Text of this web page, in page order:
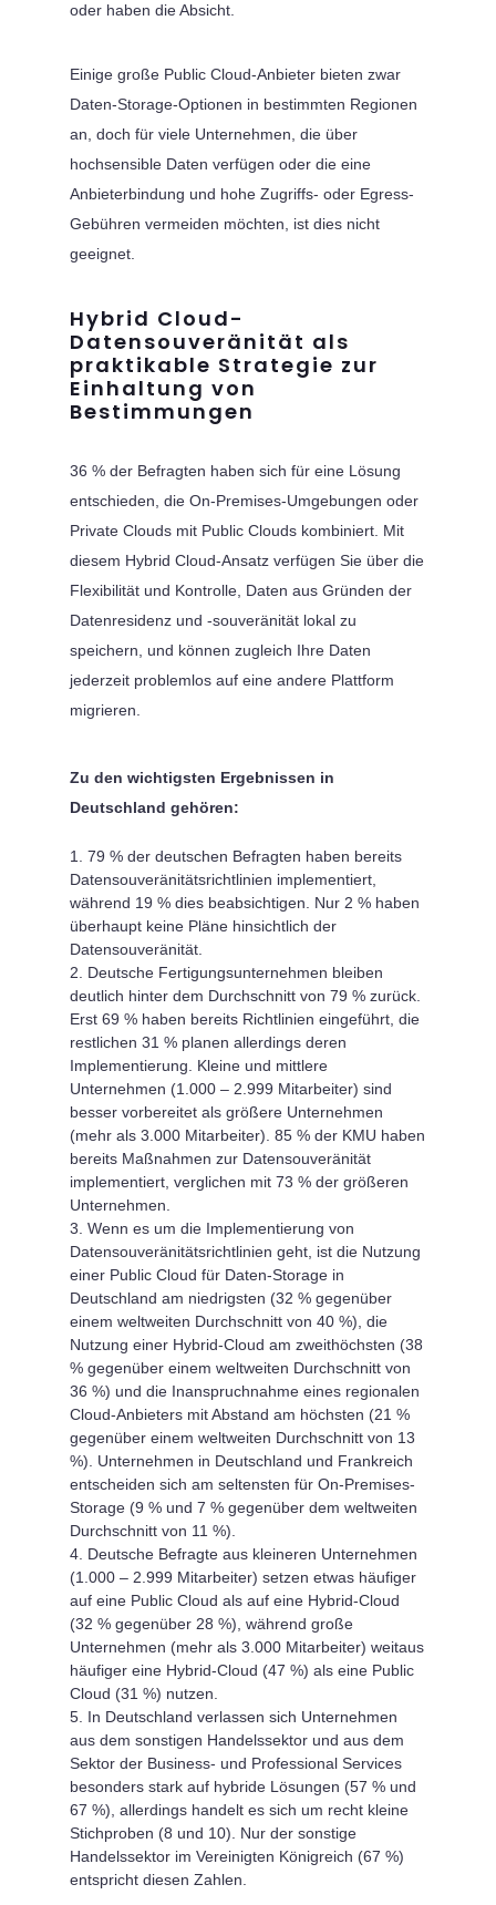
oder haben die Absicht.
Einige große Public Cloud-Anbieter bieten zwar
Daten-Storage-Optionen in bestimmten Regionen
an, doch für viele Unternehmen, die über
hochsensible Daten verfügen oder die eine
Anbieterbindung und hohe Zugriffs- oder Egress-
Gebühren vermeiden möchten, ist dies nicht
geeignet.
Hybrid Cloud-
Datensouveränität als
praktikable Strategie zur
Einhaltung von
Bestimmungen
36 % der Befragten haben sich für eine Lösung
entschieden, die On-Premises-Umgebungen oder
Private Clouds mit Public Clouds kombiniert. Mit
diesem Hybrid Cloud-Ansatz verfügen Sie über die
Flexibilität und Kontrolle, Daten aus Gründen der
Datenresidenz und -souveränität lokal zu
speichern, und können zugleich Ihre Daten
jederzeit problemlos auf eine andere Plattform
migrieren.
Zu den wichtigsten Ergebnissen in
Deutschland gehören:
79 % der deutschen Befragten haben bereits
Datensouveränitätsrichtlinien implementiert,
während 19 % dies beabsichtigen. Nur 2 % haben
überhaupt keine Pläne hinsichtlich der
Datensouveränität.
Deutsche Fertigungsunternehmen bleiben
deutlich hinter dem Durchschnitt von 79 % zurück.
Erst 69 % haben bereits Richtlinien eingeführt, die
restlichen 31 % planen allerdings deren
Implementierung. Kleine und mittlere
Unternehmen (1.000 – 2.999 Mitarbeiter) sind
besser vorbereitet als größere Unternehmen
(mehr als 3.000 Mitarbeiter). 85 % der KMU haben
bereits Maßnahmen zur Datensouveränität
implementiert, verglichen mit 73 % der größeren
Unternehmen.
Wenn es um die Implementierung von
Datensouveränitätsrichtlinien geht, ist die Nutzung
einer Public Cloud für Daten-Storage in
Deutschland am niedrigsten (32 % gegenüber
einem weltweiten Durchschnitt von 40 %), die
Nutzung einer Hybrid-Cloud am zweithöchsten (38
% gegenüber einem weltweiten Durchschnitt von
36 %) und die Inanspruchnahme eines regionalen
Cloud-Anbieters mit Abstand am höchsten (21 %
gegenüber einem weltweiten Durchschnitt von 13
%). Unternehmen in Deutschland und Frankreich
entscheiden sich am seltensten für On-Premises-
Storage (9 % und 7 % gegenüber dem weltweiten
Durchschnitt von 11 %).
Deutsche Befragte aus kleineren Unternehmen
(1.000 – 2.999 Mitarbeiter) setzen etwas häufiger
auf eine Public Cloud als auf eine Hybrid-Cloud
(32 % gegenüber 28 %), während große
Unternehmen (mehr als 3.000 Mitarbeiter) weitaus
häufiger eine Hybrid-Cloud (47 %) als eine Public
Cloud (31 %) nutzen.
In Deutschland verlassen sich Unternehmen
aus dem sonstigen Handelssektor und aus dem
Sektor der Business- und Professional Services
besonders stark auf hybride Lösungen (57 % und
67 %), allerdings handelt es sich um recht kleine
Stichproben (8 und 10). Nur der sonstige
Handelssektor im Vereinigten Königreich (67 %)
entspricht diesen Zahlen.